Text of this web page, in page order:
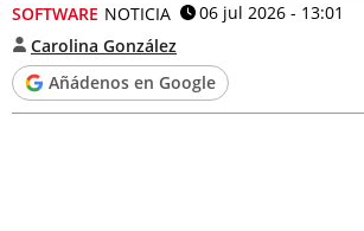
SOFTWARE NOTICIA
06 jul 2026 - 13:01
Carolina González
Añádenos en Google